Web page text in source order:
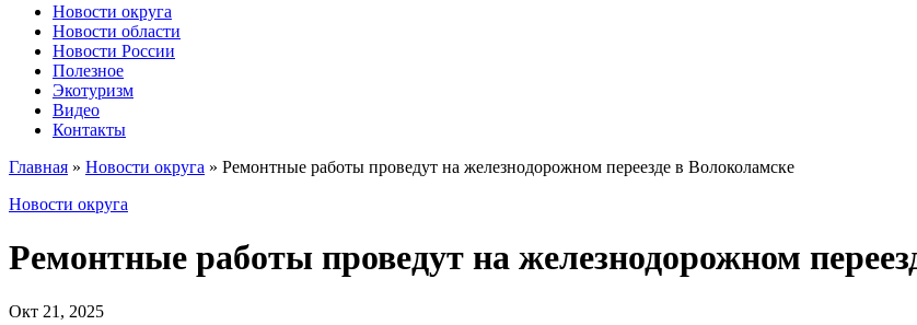
Новости округа
Новости области
Новости России
Полезное
Экотуризм
Видео
Контакты
Главная » Новости округа » Ремонтные работы проведут на железнодорожном переезде в Волоколамске
Новости округа
Ремонтные работы проведут на железнодорожном
Окт 21, 2025